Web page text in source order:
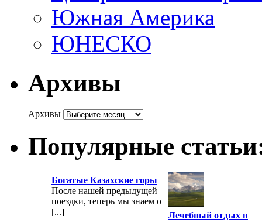
Южная Америка
ЮНЕСКО
Архивы
Архивы
Популярные
Богатые Казахские горы
После нашей предыдущей
поездки, теперь мы знаем о
[...]
Лечебный отдых в